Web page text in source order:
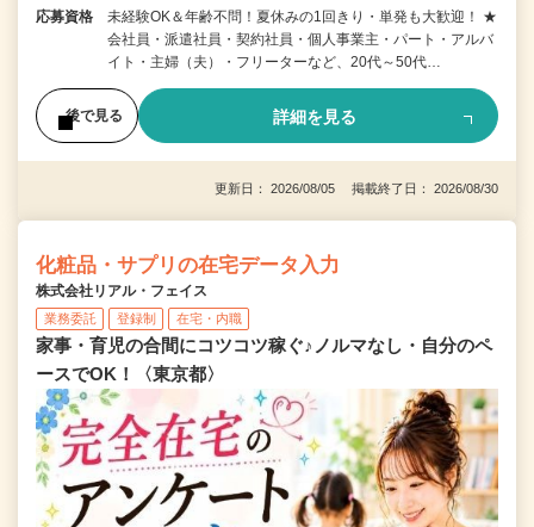
応募資格
未経験OK＆年齢不問！夏休みの1回きり・単発も大歓迎！ ★
会社員・派遣社員・契約社員・個人事業主・パート・アルバ
イト・主婦（夫）・フリーターなど、20代～50代…
後で見る 詳細を見る
更新日： 2026/08/05 掲載終了日： 2026/08/30
化粧品・サプリの在宅データ入力
株式会社リアル・フェイス
業務委託 登録制 在宅・内職
家事・育児の合間にコツコツ稼ぐ♪ノルマなし・自分のペ
ースでOK！〈東京都〉